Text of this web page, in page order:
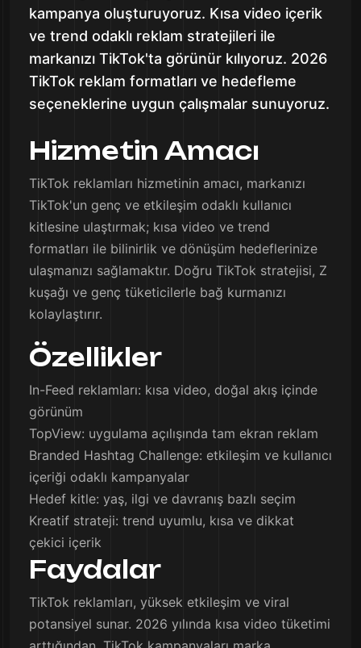
kampanya oluşturuyoruz. Kısa video içerik
ve trend odaklı reklam stratejileri ile
markanızı TikTok'ta görünür kılıyoruz. 2026
TikTok reklam formatları ve hedefleme
seçeneklerine uygun çalışmalar sunuyoruz.
Hizmetin Amacı
TikTok reklamları hizmetinin amacı, markanızı
TikTok'un genç ve etkileşim odaklı kullanıcı
kitlesine ulaştırmak; kısa video ve trend
formatları ile bilinirlik ve dönüşüm hedeflerinize
ulaşmanızı sağlamaktır. Doğru TikTok stratejisi, Z
kuşağı ve genç tüketicilerle bağ kurmanızı
kolaylaştırır.
Özellikler
In-Feed reklamları: kısa video, doğal akış içinde
görünüm
TopView: uygulama açılışında tam ekran reklam
Branded Hashtag Challenge: etkileşim ve kullanıcı
içeriği odaklı kampanyalar
Hedef kitle: yaş, ilgi ve davranış bazlı seçim
Kreatif strateji: trend uyumlu, kısa ve dikkat
çekici içerik
Faydalar
TikTok reklamları, yüksek etkileşim ve viral
potansiyel sunar. 2026 yılında kısa video tüketimi